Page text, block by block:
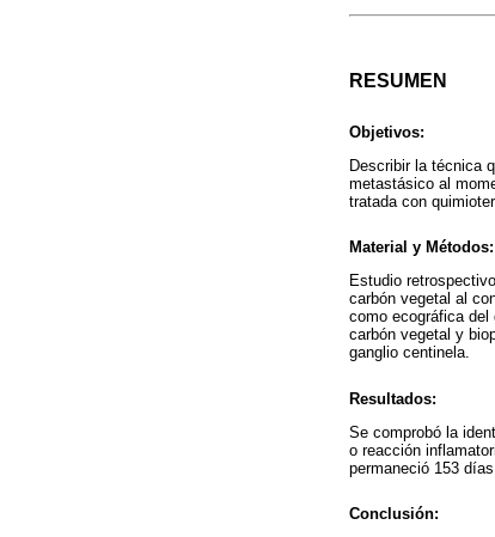
RESUMEN
Objetivos:
Describir la técnica
metastásico al
tratada con
Material y Métodos:
Estudio
carbón vegetal al
como ecográfica
carbón vegetal y
ganglio centinela.
Resultados:
Se comprobó la
o reacción
permaneció 153
Conclusión: